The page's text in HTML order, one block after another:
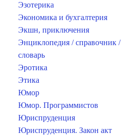
Эзотерика
Экономика и бухгалтерия
Экшн, приключения
Энциклопедия / справочник /
словарь
Эротика
Этика
Юмор
Юмор. Программистов
Юриспруденция
Юриспруденция. Закон акт